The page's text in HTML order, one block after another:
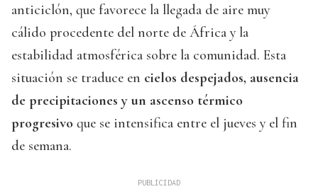
anticiclón, que favorece la llegada de aire muy
cálido procedente del norte de África y la
estabilidad atmosférica sobre la comunidad. Esta
situación se traduce en cielos despejados, ausencia
de precipitaciones y un ascenso térmico
progresivo que se intensifica entre el jueves y el fin
de semana.